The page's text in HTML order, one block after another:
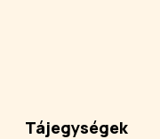
Tájegységek